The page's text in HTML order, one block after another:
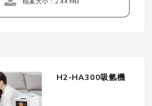
H2-HA300吸氫機